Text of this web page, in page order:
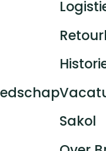
Sakol